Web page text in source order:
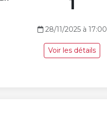
28/11/2025 à 17:00
Voir les détails